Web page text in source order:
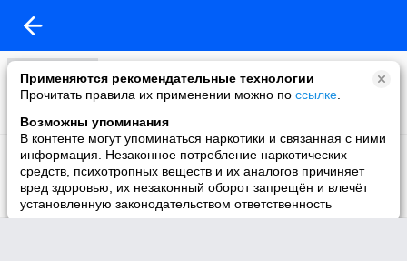
Применяются рекомендательные технологии
Прочитать правила их применении можно по ссылке
Возможны упоминания
В контенте могут упоминаться наркотики и связанная с ними
информация. Незаконное потребление наркотических
средств, психотропных веществ и их аналогов причиняет
вред здоровью, их незаконный оборот запрещён и влечёт
установленную законодательством ответственность
1316 видео
мульт
0 видео